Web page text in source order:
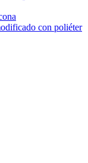
con poliéter